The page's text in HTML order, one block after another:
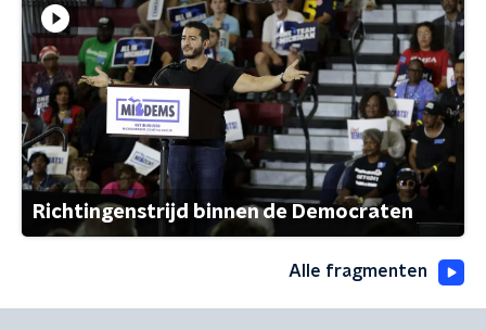
Richtingenstrijd binnen de Democraten
Alle fragmenten